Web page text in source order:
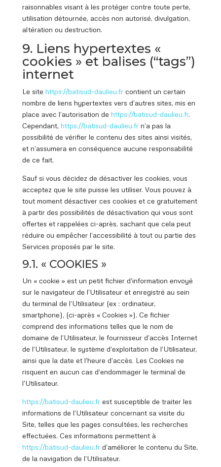
raisonnables visant à les protéger contre toute perte,
utilisation détournée, accès non autorisé, divulgation,
altération ou destruction.
9. Liens hypertextes «
cookies » et balises (“tags”)
internet
Le site https://batisud-daulieu.frcontient un certain
nombre de liens hypertextes vers d’autres sites, mis en
place avec l’autorisation de https://batisud-daulieu.fr.
Cependant, https://batisud-daulieu.frn’a pas la
possibilité de vérifier le contenu des sites ainsi visités,
et n’assumera en conséquence aucune responsabilité
de ce fait.
Sauf si vous décidez de désactiver les cookies, vous
acceptez que le site puisse les utiliser. Vous pouvez à
tout moment désactiver ces cookies et ce gratuitement
à partir des possibilités de désactivation qui vous sont
offertes et rappelées ci-après, sachant que cela peut
réduire ou empêcher l’accessibilité à tout ou partie des
Services proposés par le site.
9.1. « COOKIES »
Un « cookie » est un petit fichier d’information envoyé
sur le navigateur de l’Utilisateur et enregistré au sein
du terminal de l’Utilisateur (ex : ordinateur,
smartphone), (ci-après « Cookies »). Ce fichier
comprend des informations telles que le nom de
domaine de l’Utilisateur, le fournisseur d’accès Internet
de l’Utilisateur, le système d’exploitation de l’Utilisateur,
ainsi que la date et l’heure d’accès. Les Cookies ne
risquent en aucun cas d’endommager le terminal de
l’Utilisateur.
https://batisud-daulieu.frest susceptible de traiter les
informations de l’Utilisateur concernant sa visite du
Site, telles que les pages consultées, les recherches
effectuées. Ces informations permettent à
https://batisud-daulieu.frd’améliorer le contenu du Site,
de la navigation de l’Utilisateur.